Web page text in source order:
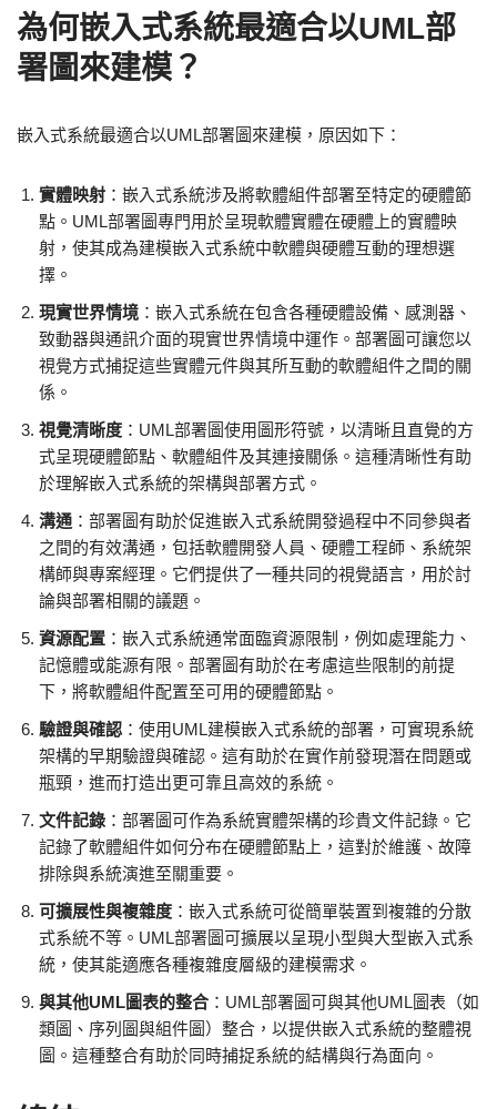
為何嵌入式系統最適合以UML部
署圖來建模？
嵌入式系統最適合以UML部署圖來建模，原因如下：
實體映射 ：嵌入式系統涉及將軟體組件部署至特定的硬體節
點。UML部署圖專門用於呈現軟體實體在硬體上的實體映
射，使其成為建模嵌入式系統中軟體與硬體互動的理想選
擇。
現實世界情境 ：嵌入式系統在包含各種硬體設備、感測器、
致動器與通訊介面的現實世界情境中運作。部署圖可讓您以
視覺方式捕捉這些實體元件與其所互動的軟體組件之間的關
係。
視覺清晰度 ：UML部署圖使用圖形符號，以清晰且直覺的方
式呈現硬體節點、軟體組件及其連接關係。這種清晰性有助
於理解嵌入式系統的架構與部署方式。
溝通 ：部署圖有助於促進嵌入式系統開發過程中不同參與者
之間的有效溝通，包括軟體開發人員、硬體工程師、系統架
構師與專案經理。它們提供了一種共同的視覺語言，用於討
論與部署相關的議題。
資源配置 ：嵌入式系統通常面臨資源限制，例如處理能力、
記憶體或能源有限。部署圖有助於在考慮這些限制的前提
下，將軟體組件配置至可用的硬體節點。
驗證與確認 ：使用UML建模嵌入式系統的部署，可實現系統
架構的早期驗證與確認。這有助於在實作前發現潛在問題或
瓶頸，進而打造出更可靠且高效的系統。
文件記錄 ：部署圖可作為系統實體架構的珍貴文件記錄。它
記錄了軟體組件如何分布在硬體節點上，這對於維護、故障
排除與系統演進至關重要。
可擴展性與複雜度 ：嵌入式系統可從簡單裝置到複雜的分散
式系統不等。UML部署圖可擴展以呈現小型與大型嵌入式系
統，使其能適應各種複雜度層級的建模需求。
與其他UML圖表的整合 ：UML部署圖可與其他UML圖表（如
類圖、序列圖與組件圖）整合，以提供嵌入式系統的整體視
圖。這種整合有助於同時捕捉系統的結構與行為面向。